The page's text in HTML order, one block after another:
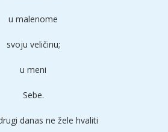
u malenome
svoju veličinu;
u meni
Sebe.
danas ne žele hvaliti